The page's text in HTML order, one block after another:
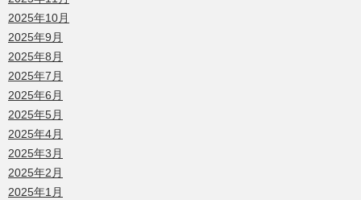
2025年10月
2025年9月
2025年8月
2025年7月
2025年6月
2025年5月
2025年4月
2025年3月
2025年2月
2025年1月